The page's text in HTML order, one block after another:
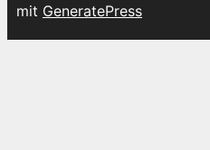
mit GeneratePress